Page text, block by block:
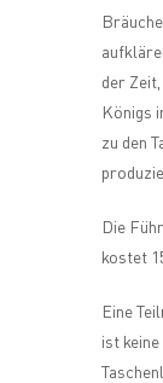
der
Königs
zu den
Die
kostet
Eine
ist